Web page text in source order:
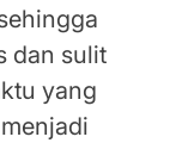
dan sulit
yang